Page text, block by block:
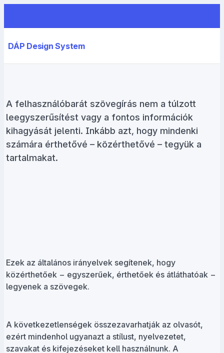
DÁP Design System
A felhasználóbarát szövegírás nem a túlzott
leegyszerűsítést vagy a fontos információk
kihagyását jelenti. Inkább azt, hogy mindenki
számára érthetővé – közérthetővé – tegyük a
tartalmakat.
Ezek az általános irányelvek segítenek, hogy
közérthetőek − egyszerűek, érthetőek és átláthatóak −
legyenek a szövegek.
A következetlenségek összezavarhatják az olvasót,
ezért mindenhol ugyanazt a stílust, nyelvezetet,
szavakat és kifejezéseket kell használnunk. A